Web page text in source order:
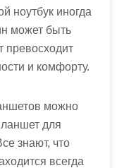
ноутбук иногда
может быть
превосходит
и комфорту.
можно
для
знают, что
всегда